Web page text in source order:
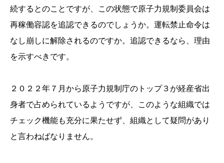
続するとのことですが、この状態で原子力規制委員会は
再稼働容認を追認できるのでしょうか。運転禁止命令は
なし崩しに解除されるのですか。追認できるなら、理由
を示すべきです。
２０２２年７月から原子力規制庁のトップ３が経産省出
身者で占められているようですが、このような組織では
チェック機能も充分に果たせず、組織として疑問があり
と言わねばなりません。